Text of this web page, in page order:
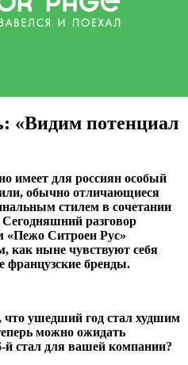
«Видим потенциал
имеет для россиян особый
обычно отличающиеся
стилем в сочетании
разговор
«Пежо Ситроен Рус»
как ныне чувствуют себя
французские бренды.
ушедший год стал худшим
можно ожидать
й стал для вашей компании?